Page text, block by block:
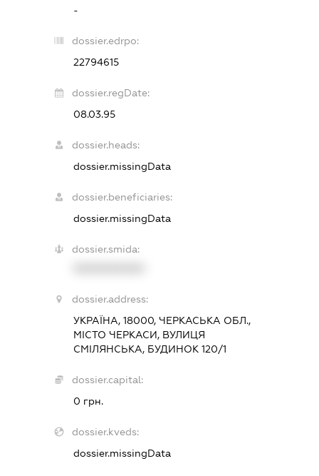
-
dossier.edrpo:
22794615
dossier.regDate:
08.03.95
dossier.heads:
dossier.missingData
dossier.beneficiaries:
dossier.missingData
dossier.smida:
dossier.address:
УКРАЇНА, 18000, ЧЕРКАСЬКА ОБЛ.,
МІСТО ЧЕРКАСИ, ВУЛИЦЯ
СМІЛЯНСЬКА, БУДИНОК 120/1
dossier.capital:
0 грн.
dossier.kveds:
dossier.missingData